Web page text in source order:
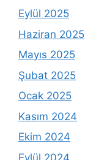
Eylül 2025
Haziran 2025
Mayıs 2025
Şubat 2025
Ocak 2025
Kasım 2024
Ekim 2024
Eylül 2024